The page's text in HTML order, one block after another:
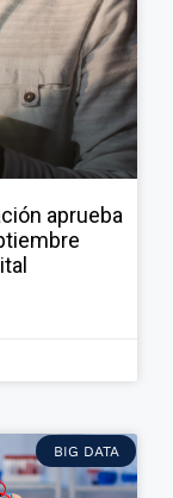
aprueba
BIG DATA